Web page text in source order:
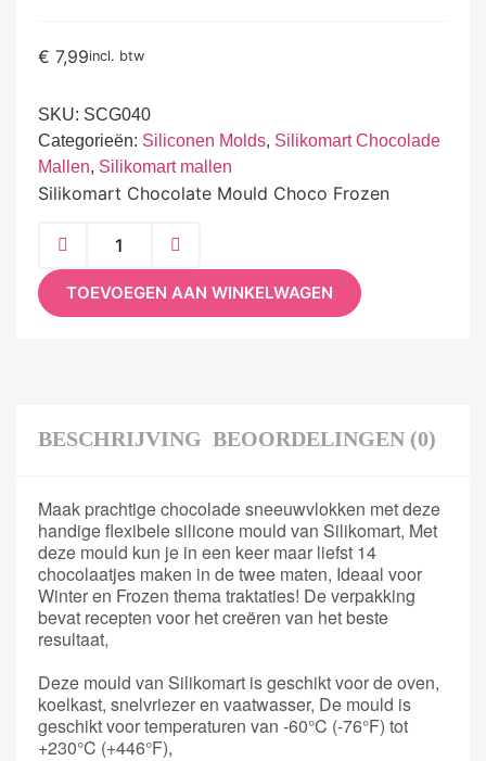
€ 7,99incl. btw
SKU: SCG040
Categorieën: Siliconen Molds, Silikomart Chocolade
Mallen, Silikomart mallen
Silikomart Chocolate Mould Choco Frozen
TOEVOEGEN AAN WINKELWAGEN
BESCHRIJVING BEOORDELINGEN (0)
Maak prachtige chocolade sneeuwvlokken met deze
handige flexibele silicone mould van Silikomart, Met
deze mould kun je in een keer maar liefst 14
chocolaatjes maken in de twee maten, Ideaal voor
Winter en Frozen thema traktaties! De verpakking
bevat recepten voor het creëren van het beste
resultaat,
Deze mould van Silikomart is geschikt voor de oven,
koelkast, snelvriezer en vaatwasser, De mould is
geschikt voor temperaturen van -60°C (-76°F) tot
+230°C (+446°F),